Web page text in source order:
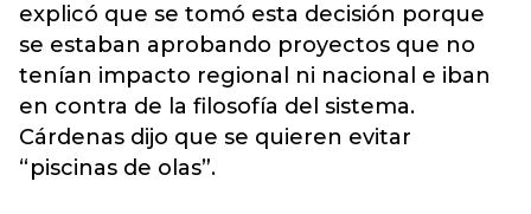
explicó que se tomó esta decisión porque
se estaban aprobando proyectos que no
tenían impacto regional ni nacional e iban
en contra de la filosofía del sistema.
Cárdenas dijo que se quieren evitar
“piscinas de olas”.